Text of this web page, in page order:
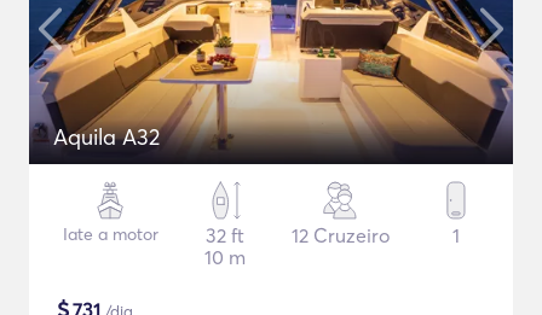
Aquila A32
Iate a motor
32 ft
10 m
12 Cruzeiro 1
731